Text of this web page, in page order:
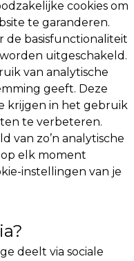
cookies om
te garanderen.
de basisfunctionaliteit
uitgeschakeld.
van analytische
geeft. Deze
krijgen in het gebruik
te verbeteren.
van zo’n analytische
elk moment
instellingen van je
deelt via sociale